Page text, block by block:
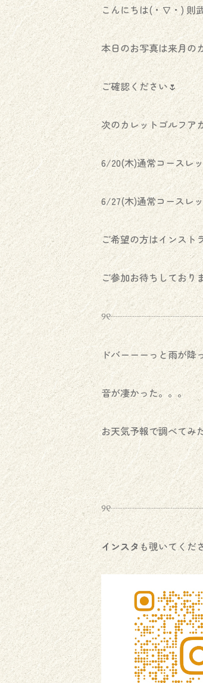
こんにちは(・∇・) 則
本日のお写真は来月の
ご確認ください🌷
次のカレットゴルフア
6/20(木)通常コースレ
6/27(木)通常コースレ
ご希望の方はインスト
ご参加お待ちしており
ドバーーーっと雨が降
音が凄かった。。。
お天気予報で調べてみ
インスタも覗いてくだ